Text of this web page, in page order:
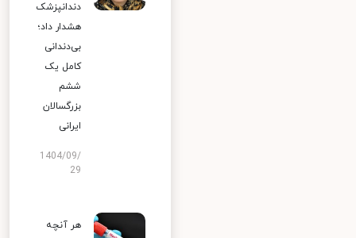
دندانپزشک
هشدار داد؛
بی‌دندانی
کامل یک
ششم
بزرگسالان
ایرانی
1404/09/
29
هر آنچه